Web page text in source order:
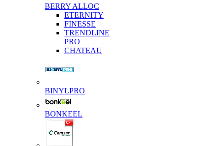
BERRY ALLOC
ETERNITY
FINESSE
TRENDLINE
PRO
CHATEAU
BINYLPRO
BONKEEL